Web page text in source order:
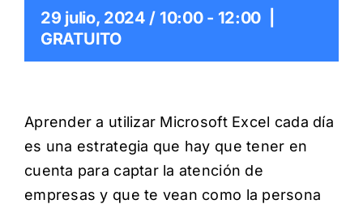
29 julio, 2024 / 10:00- 12:00
GRATUITO
Aprender a utilizar Microsoft Excel cada día
es una estrategia que hay que tener en
cuenta para captar la atención de
empresas y que te vean como la persona